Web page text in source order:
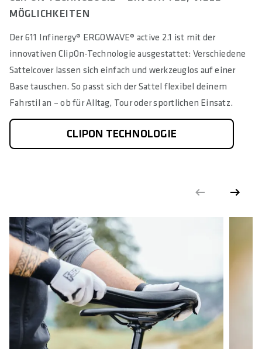
MÖGLICHKEITEN
Der 611 Infinergy® ERGOWAVE® active 2.1 ist mit der
innovativen ClipOn-Technologie ausgestattet: Verschiedene
Sattelcover lassen sich einfach und werkzeuglos auf einer
Base tauschen. So passt sich der Sattel flexibel deinem
Fahrstil an – ob für Alltag, Tour oder sportlichen Einsatz.
CLIPON TECHNOLOGIE